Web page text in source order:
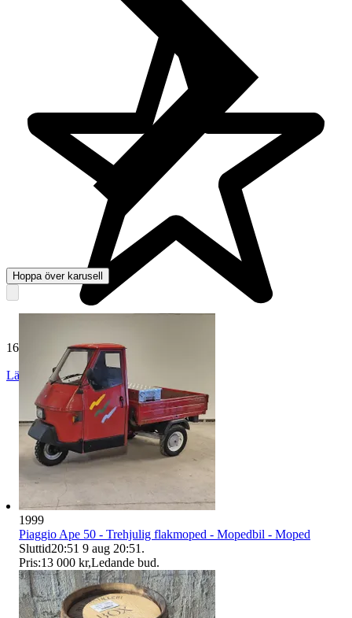
165 041 omdömen
Läs omdömen Följ
Hoppa över karusell
1999
Piaggio Ape 50 - Trehjulig flakmoped - Mopedbil - Moped
Sluttid20:51 9 aug 20:51 .
Pris:13 000 kr,Ledande bud.